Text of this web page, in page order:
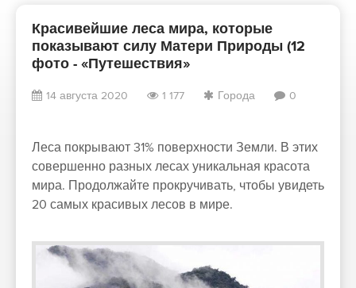
Красивейшие леса мира, которые
показывают силу Матери Природы (12
фото - «Путешествия»
14 августа 2020 1 177 Города 0
Леса покрывают 31% поверхности Земли. В этих
совершенно разных лесах уникальная красота
мира. Продолжайте прокручивать, чтобы увидеть
20 самых красивых лесов в мире.